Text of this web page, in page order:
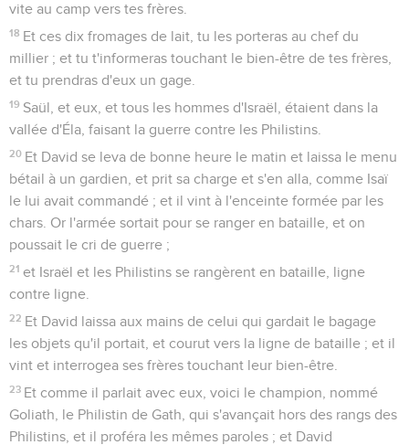
vite au camp vers tes frères.
18 Et ces dix fromages de lait, tu les porteras au chef du
millier ; et tu t'informeras touchant le bien-être de tes frères,
et tu prendras d'eux un gage.
19 Saül, et eux, et tous les hommes d'Israël, étaient dans la
vallée d'Éla, faisant la guerre contre les Philistins.
20 Et David se leva de bonne heure le matin et laissa le menu
bétail à un gardien, et prit sa charge et s'en alla, comme Isaï
le lui avait commandé ; et il vint à l'enceinte formée par les
chars. Or l'armée sortait pour se ranger en bataille, et on
poussait le cri de guerre ;
21 et Israël et les Philistins se rangèrent en bataille, ligne
contre ligne.
22 Et David laissa aux mains de celui qui gardait le bagage
les objets qu'il portait, et courut vers la ligne de bataille ; et il
vint et interrogea ses frères touchant leur bien-être.
23 Et comme il parlait avec eux, voici le champion, nommé
Goliath, le Philistin de Gath, qui s'avançait hors des rangs des
Philistins, et il proféra les mêmes paroles ; et David